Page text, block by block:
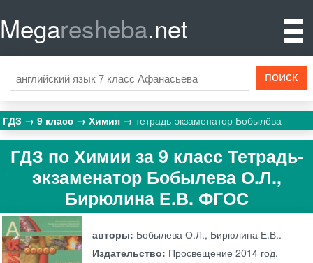
Megaresheba.net
ГДЗ 9 класс Химия тетрадь-экзаменатор Бобылёва
ГДЗ по Химии за 9 класс Тетрадь-
экзаменатор Бобылева О.Л.,
Бирюлина Е.В. ФГОС
авторы: Бобылева О.Л., Бирюлина Е.В..
Издательство: Просвещение 2014 год.